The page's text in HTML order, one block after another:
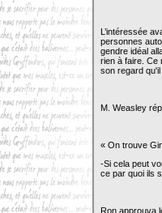
L’intéressée
personnes
gendre idéal
rien à faire. Ce
son regard
M. Weasley
« On trouve
-Si cela peut
ce par quoi ils
Ron approuva